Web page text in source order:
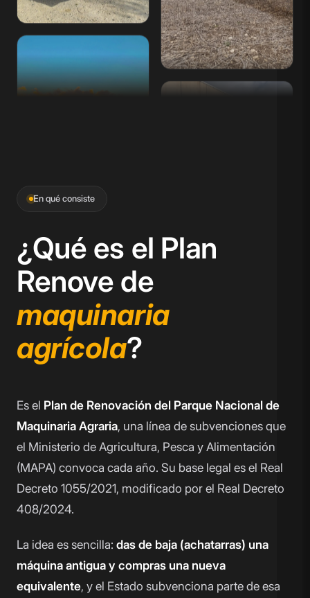
En qué consiste
¿Qué es el Plan
Renove de
maquinaria
agrícola?
Es el Plan de Renovación del Parque Nacional de
Maquinaria Agraria, una línea de subvenciones que
el Ministerio de Agricultura, Pesca y Alimentación
(MAPA) convoca cada año. Su base legal es el Real
Decreto 1055/2021, modificado por el Real Decreto
408/2024.
La idea es sencilla: das de baja (achatarras) una
máquina antigua y compras una nueva
equivalente, y el Estado subvenciona parte de esa